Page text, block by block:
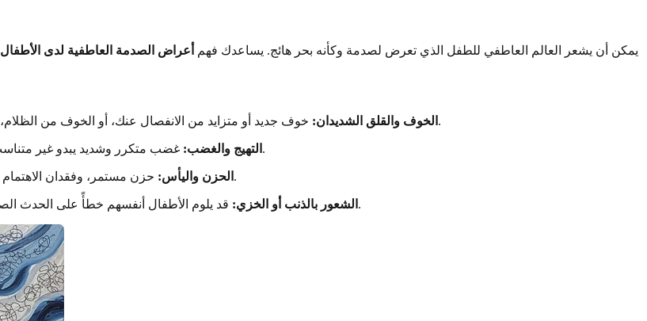
يمكن أن يشعر العالم العاطفي للطفل الذي تعرض لصدمة وكأنه بحر هائج. يساعدك فهم أعراض الصدمة العاطفية لدى الأطفال
الخوف والقلق الشديدان: خوف جديد أو متزايد من الانفصال عنك، أو الخوف من الظلام، أو القلق العام بشأن السلامة. قد يبدون متوترين أو سريعي الانفعال باستمرار.
التهيج والغضب: غضب متكرر وشديد يبدو غير متناسب مع الموقف. غالبًا ما يكون هذا استجابة وقائية تخفي مشاعر الخوف والعجز.
الحزن واليأس: حزن مستمر، وفقدان الاهتمام بالأنشطة التي كانوا يستمتعون بها سابقًا، وشعور عام باليأس بشأن المستقبل.
الشعور بالذنب أو الخزي: قد يلوم الأطفال أنفسهم خطأً على الحدث الصادم، معتقدين أنهم فعلوا شيئًا ليتسببوا فيه أو كان بإمكانهم فعل شيء لإيقافه.